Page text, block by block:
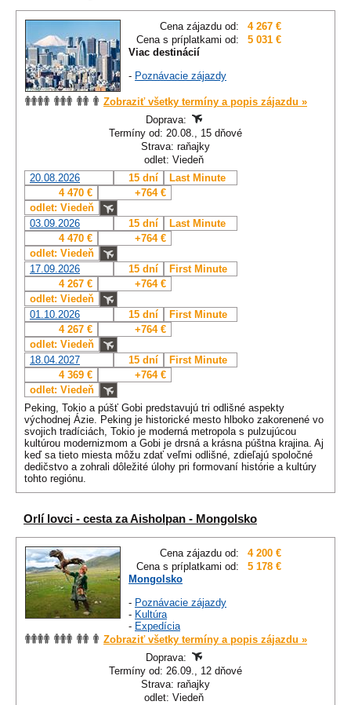
Cena zájazdu od:
4 267 €
Cena s príplatkami od:
5 031 €
Viac destinácií
- Poznávacie zájazdy
Zobraziť všetky termíny a popis zájazdu »
Doprava:
Termíny od: 20.08., 15 dňové
Strava: raňajky
odlet: Viedeň
20.08.2026
15 dní
Last Minute
4 470 €
+764 €
odlet: Viedeň
03.09.2026
15 dní
Last Minute
4 470 €
+764 €
odlet: Viedeň
17.09.2026
15 dní
First Minute
4 267 €
+764 €
odlet: Viedeň
01.10.2026
15 dní
First Minute
4 267 €
+764 €
odlet: Viedeň
18.04.2027
15 dní
First Minute
4 369 €
+764 €
odlet: Viedeň
Peking, Tokio a púšť Gobi predstavujú tri odlišné aspekty
východnej Ázie. Peking je historické mesto hlboko zakorenené vo
svojich tradíciách, Tokio je moderná metropola s pulzujúcou
kultúrou modernizmom a Gobi je drsná a krásna púštna krajina. Aj
keď sa tieto miesta môžu zdať veľmi odlišné, zdieľajú spoločné
dedičstvo a zohrali dôležité úlohy pri formovaní histórie a kultúry
tohto regiónu.
Orlí lovci - cesta za Aisholpan - Mongolsko
Cena zájazdu od:
4 200 €
Cena s príplatkami od:
5 178 €
Mongolsko
- Poznávacie zájazdy
- Kultúra
- Expedícia
Zobraziť všetky termíny a popis zájazdu »
Doprava:
Termíny od: 26.09., 12 dňové
Strava: raňajky
odlet: Viedeň